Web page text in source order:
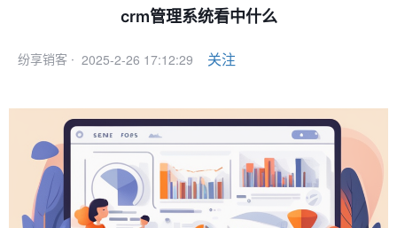
crm管理系统看中什么
纷享销客 · 2025-2-26 17:12:29 关注